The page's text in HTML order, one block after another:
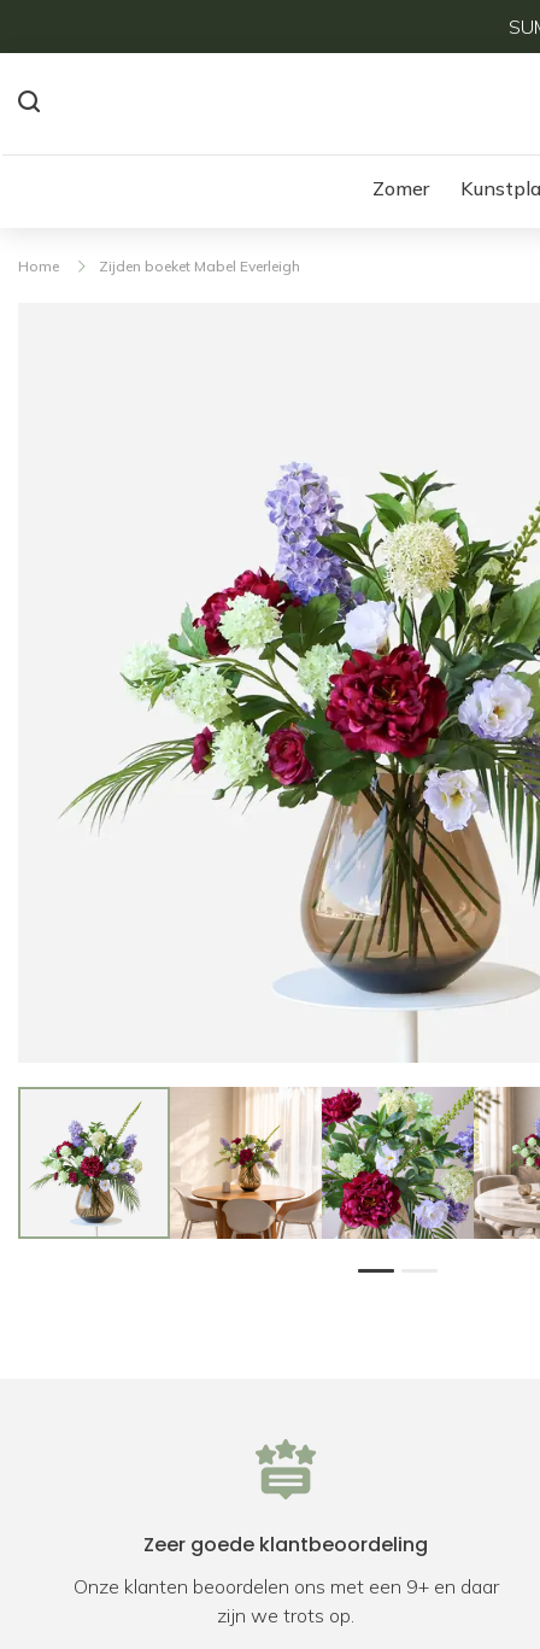
Zomer
Home Zijden boeket Mabel Everleigh
1
Zeer goede klantbeoordeling
Onze klanten beoordelen ons met een 9+ en daar
zijn we trots op.